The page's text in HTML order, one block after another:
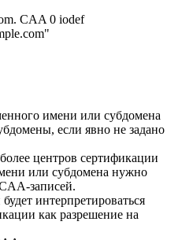
CAA 0 iodef
имени или субдомена
если явно не задано
центров сертификации
или субдомена нужно
записей.
интерпретироваться
как разрешение на